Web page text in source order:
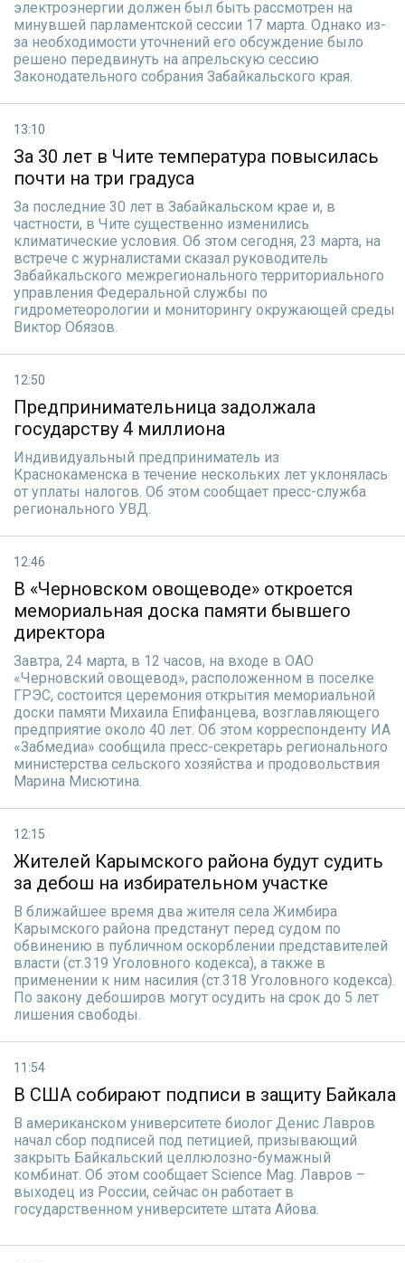
электроэнергии должен был быть рассмотрен на
минувшей парламентской сессии 17 марта. Однако из-
за необходимости уточнений его обсуждение было
решено передвинуть на апрельскую сессию
Законодательного собрания Забайкальского края.
13:10
За 30 лет в Чите температура повысилась
почти на три градуса
За последние 30 лет в Забайкальском крае и, в
частности, в Чите существенно изменились
климатические условия. Об этом сегодня, 23 марта, на
встрече с журналистами сказал руководитель
Забайкальского межрегионального территориального
управления Федеральной службы по
гидрометеорологии и мониторингу окружающей среды
Виктор Обязов.
12:50
Предпринимательница задолжала
государству 4 миллиона
Индивидуальный предприниматель из
Краснокаменска в течение нескольких лет уклонялась
от уплаты налогов. Об этом сообщает пресс-служба
регионального УВД.
12:46
В «Черновском овощеводе» откроется
мемориальная доска памяти бывшего
директора
Завтра, 24 марта, в 12 часов, на входе в ОАО
«Черновский овощевод», расположенном в поселке
ГРЭС, состоится церемония открытия мемориальной
доски памяти Михаила Епифанцева, возглавляющего
предприятие около 40 лет. Об этом корреспонденту ИА
«Забмедиа» сообщила пресс-секретарь регионального
министерства сельского хозяйства и продовольствия
Марина Мисютина.
12:15
Жителей Карымского района будут судить
за дебош на избирательном участке
В ближайшее время два жителя села Жимбира
Карымского района предстанут перед судом по
обвинению в публичном оскорблении представителей
власти (ст.319 Уголовного кодекса), а также в
применении к ним насилия (ст.318 Уголовного кодекса).
По закону дебоширов могут осудить на срок до 5 лет
лишения свободы.
11:54
В США собирают подписи в защиту Байкала
В американском университете биолог Денис Лавров
начал сбор подписей под петицией, призывающий
закрыть Байкальский целлюлозно-бумажный
комбинат. Об этом сообщает Science Mag. Лавров –
выходец из России, сейчас он работает в
государственном университете штата Айова.